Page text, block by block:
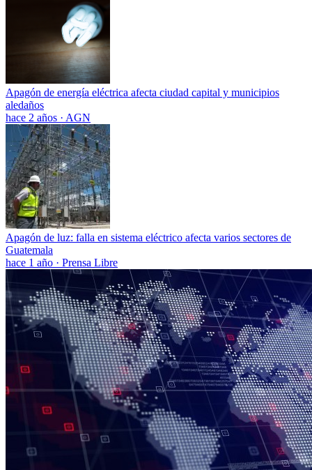
Apagón de energía eléctrica afecta ciudad capital y municipios
aledaños
hace 2 años · AGN
Apagón de luz: falla en sistema eléctrico afecta varios sectores de
Guatemala
hace 1 año · Prensa Libre